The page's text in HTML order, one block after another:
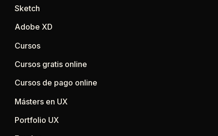
Sketch
Adobe XD
Cursos
Cursos gratis online
Cursos de pago online
Másters en UX
Portfolio UX